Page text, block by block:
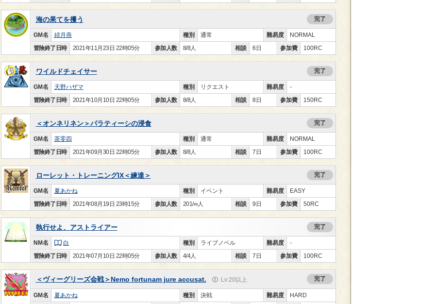
海の果てを攫う 完了
GM名 緋月燕 種別 通常 難易度
NORMAL
冒険終了日時
2021年11月23日 22時05分 参加人数 8/8人 相談 6日 参加費 100RC
ワイルドチェイサー 完了
GM名 天野ハザマ 種別 リクエスト 難易度
-
冒険終了日時
2021年10月10日 22時05分 参加人数 8/8人 相談 8日 参加費 150RC
＜オンネリネン＞パラティーシの浸食 完了
GM名 茶零四 種別 通常 難易度
NORMAL
冒険終了日時
2021年09月30日 22時05分 参加人数 8/8人 相談 7日 参加費 100RC
ローレット・トレーニングIX＜練達＞ 完了
GM名 夏あかね 種別 イベント 難易度
EASY
冒険終了日時
2021年08月19日 23時15分 参加人数 201/∞人 相談 9日 参加費 50RC
執行せよ、アストライアー 完了
NM名 白 種別 ライブノベル 難易度
-
冒険終了日時
2021年07月10日 22時05分 参加人数 4/4人 相談 7日 参加費 100RC
＜ヴィーグリーズ会戦＞Nemo fortunam jure accusat. Lv:20以上 完了
GM名 夏あかね 種別 決戦 難易度
HARD